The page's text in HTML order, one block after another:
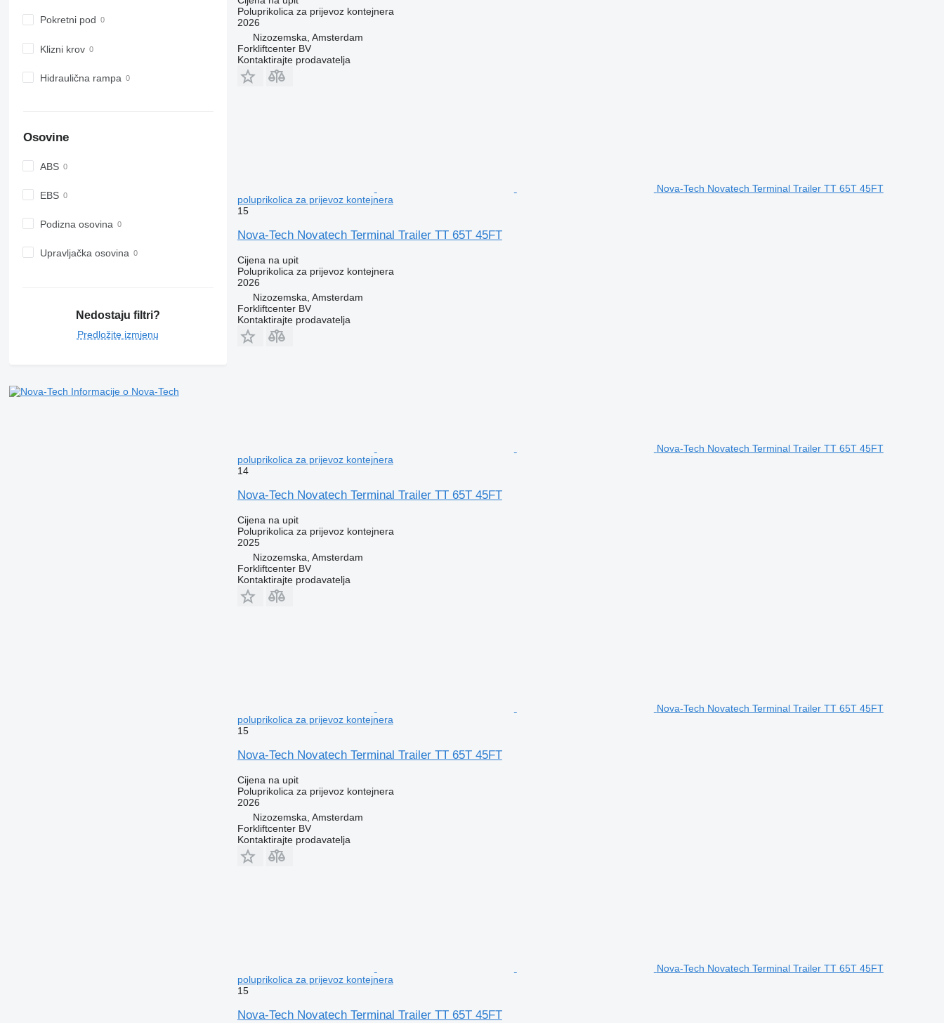
Pokretni pod
Klizni krov
Hidraulična rampa
Osovine
ABS
EBS
Podizna osovina
Upravljačka osovina
Nedostaju filtri?
Predložite izmjenu
Informacije o Nova-Tech
Poluprikolica za prijevoz kontejnera
2026
Nizozemska, Amsterdam
Forkliftcenter BV
Kontaktirajte prodavatelja
Nova-Tech Novatech Terminal Trailer TT 65T 45FT
poluprikolica za prijevoz kontejnera
15
Nova-Tech Novatech Terminal Trailer TT 65T 45FT
Cijena na upit
Poluprikolica za prijevoz kontejnera
2026
Nizozemska, Amsterdam
Forkliftcenter BV
Kontaktirajte prodavatelja
Nova-Tech Novatech Terminal Trailer TT 65T 45FT
poluprikolica za prijevoz kontejnera
14
Nova-Tech Novatech Terminal Trailer TT 65T 45FT
Cijena na upit
Poluprikolica za prijevoz kontejnera
2025
Nizozemska, Amsterdam
Forkliftcenter BV
Kontaktirajte prodavatelja
Nova-Tech Novatech Terminal Trailer TT 65T 45FT
poluprikolica za prijevoz kontejnera
15
Nova-Tech Novatech Terminal Trailer TT 65T 45FT
Cijena na upit
Poluprikolica za prijevoz kontejnera
2026
Nizozemska, Amsterdam
Forkliftcenter BV
Kontaktirajte prodavatelja
Nova-Tech Novatech Terminal Trailer TT 65T 45FT
poluprikolica za prijevoz kontejnera
15
Nova-Tech Novatech Terminal Trailer TT 65T 45FT